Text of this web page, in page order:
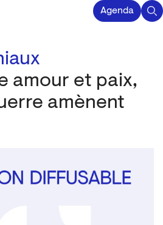
Agenda
amour et paix,
amènent